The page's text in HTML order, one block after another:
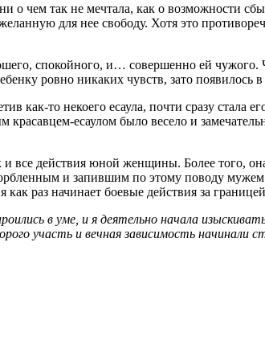
о чем так не мечтала, как о возможности
для нее свободу. Хотя это
спокойного, и… совершенно ей чужого.
ровно никаких чувств, зато
как-то некоего есаула, почти сразу стала
есаулом было весело и
действия юной женщины. Более того,
и запившим по этому поводу
раз начинает боевые действия за
в уме, и я деятельно начала
участь и вечная зависимость начинали